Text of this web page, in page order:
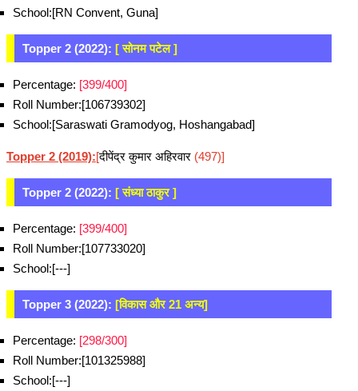
School:[RN Convent, Guna]
Topper 2 (2022): [ सोनम पटेल ]
Percentage: [399/400]
Roll Number:[106739302]
School:[Saraswati Gramodyog, Hoshangabad]
Topper 2 (2019):[दीपेंद्र कुमार अहिरवार (497)]
Topper 2 (2022): [ संध्या ठाकुर ]
Percentage: [399/400]
Roll Number:[107733020]
School:[---]
Topper 3 (2022): [विकास और 21 अन्य]
Percentage: [298/300]
Roll Number:[101325988]
School:[---]